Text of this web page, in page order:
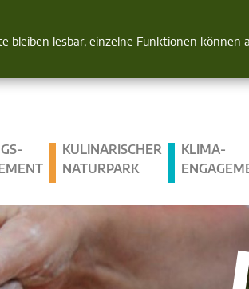
lesbar, einzelne Funktionen können
KULINARISCHER
NATURPARK
KLIMA­